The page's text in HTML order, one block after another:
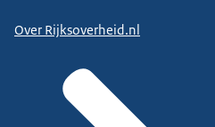
Over Rijksoverheid.nl